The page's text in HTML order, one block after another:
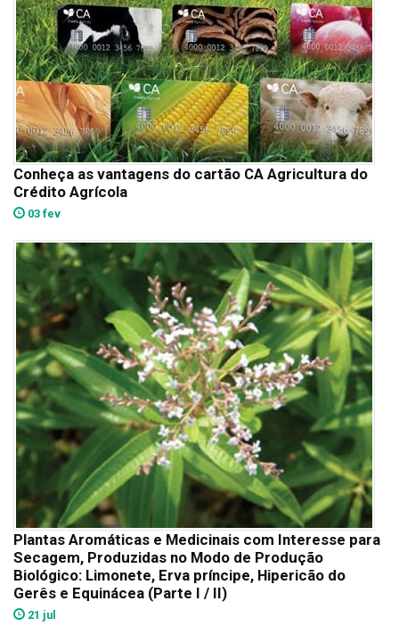
Conheça as vantagens do cartão CA Agricultura do
Crédito Agrícola
03 fev
Plantas Aromáticas e Medicinais com Interesse para
Secagem, Produzidas no Modo de Produção
Biológico: Limonete, Erva príncipe, Hipericão do
Gerês e Equinácea (Parte I / II)
21 jul